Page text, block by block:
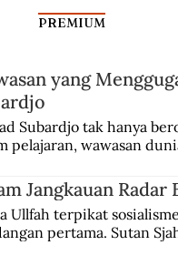
Letak Ibu Kota
PREMIUM
yang
Subardjo tak hanya
pelajaran, wawasan
Verne, Multatuli, hingga
Jangkauan Radar
Ullfah terpikat
pertama. Sutan